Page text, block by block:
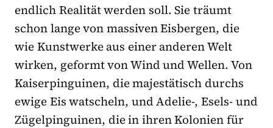
endlich Realität werden soll. Sie träumt
schon lange von massiven Eisbergen, die
wie Kunstwerke aus einer anderen Welt
wirken, geformt von Wind und Wellen. Von
Kaiserpinguinen, die majestätisch durchs
ewige Eis watscheln, und Adelie-, Esels- und
Zügelpinguinen, die in ihren Kolonien für